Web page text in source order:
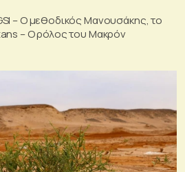
– Ο μεθοδικός Μανουσάκης, το
– Ο ρόλος του Μακρόν